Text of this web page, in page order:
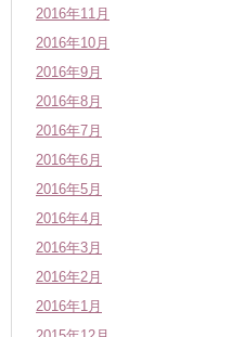
2016年11月
2016年10月
2016年9月
2016年8月
2016年7月
2016年6月
2016年5月
2016年4月
2016年3月
2016年2月
2016年1月